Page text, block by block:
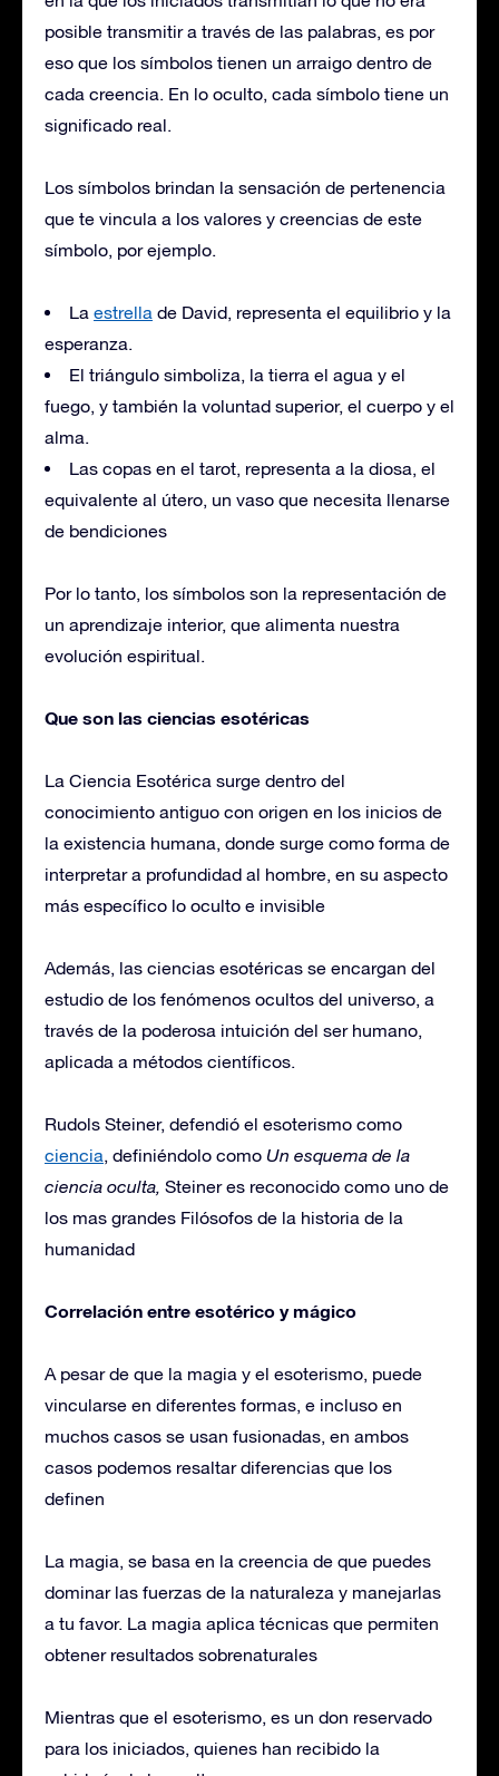
posible transmitir a través de las palabras, es por
eso que los símbolos tienen un arraigo dentro de
cada creencia. En lo oculto, cada símbolo tiene un
significado real.
Los símbolos brindan la sensación de pertenencia
que te vincula a los valores y creencias de este
símbolo, por ejemplo.
La estrella de David, representa el equilibrio y la
esperanza.
El triángulo simboliza, la tierra el agua y el
fuego, y también la voluntad superior, el cuerpo y el
alma.
Las copas en el tarot, representa a la diosa, el
equivalente al útero, un vaso que necesita llenarse
de bendiciones
Por lo tanto, los símbolos son la representación de
un aprendizaje interior, que alimenta nuestra
evolución espiritual.
Que son las ciencias esotéricas
La Ciencia Esotérica surge dentro del
conocimiento antiguo con origen en los inicios de
la existencia humana, donde surge como forma de
interpretar a profundidad al hombre, en su aspecto
más específico lo oculto e invisible
Además, las ciencias esotéricas se encargan del
estudio de los fenómenos ocultos del universo, a
través de la poderosa intuición del ser humano,
aplicada a métodos científicos.
Rudols Steiner, defendió el esoterismo como
ciencia, definiéndolo como Un esquema de la
ciencia oculta, Steiner es reconocido como uno de
los mas grandes Filósofos de la historia de la
humanidad
Correlación entre esotérico y mágico
A pesar de que la magia y el esoterismo, puede
vincularse en diferentes formas, e incluso en
muchos casos se usan fusionadas, en ambos
casos podemos resaltar diferencias que los
definen
La magia, se basa en la creencia de que puedes
dominar las fuerzas de la naturaleza y manejarlas
a tu favor. La magia aplica técnicas que permiten
obtener resultados sobrenaturales
Mientras que el esoterismo, es un don reservado
para los iniciados, quienes han recibido la